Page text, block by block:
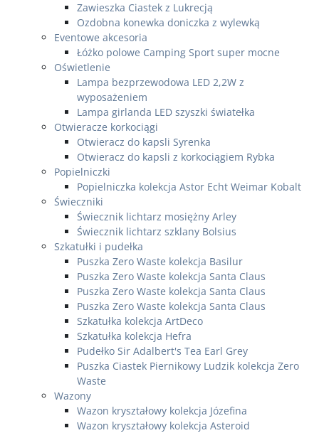
Zawieszka Ciastek z Lukrecją
Ozdobna konewka doniczka z wylewką
Eventowe akcesoria
Łóżko polowe Camping Sport super mocne
Oświetlenie
Lampa bezprzewodowa LED 2,2W z
wyposażeniem
Lampa girlanda LED szyszki światełka
Otwieracze korkociągi
Otwieracz do kapsli Syrenka
Otwieracz do kapsli z korkociągiem Rybka
Popielniczki
Popielniczka kolekcja Astor Echt Weimar Kobalt
Świeczniki
Świecznik lichtarz mosiężny Arley
Świecznik lichtarz szklany Bolsius
Szkatułki i pudełka
Puszka Zero Waste kolekcja Basilur
Puszka Zero Waste kolekcja Santa Claus
Puszka Zero Waste kolekcja Santa Claus
Puszka Zero Waste kolekcja Santa Claus
Szkatułka kolekcja ArtDeco
Szkatułka kolekcja Hefra
Pudełko Sir Adalbert's Tea Earl Grey
Puszka Ciastek Piernikowy Ludzik kolekcja Zero
Waste
Wazony
Wazon kryształowy kolekcja Józefina
Wazon kryształowy kolekcja Asteroid